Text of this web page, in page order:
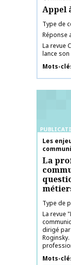
Appel
Type de
Réponse
La revue
lance
Mots-
Nom de
Les
La
Type de
La revue
dirigé par
Mots-